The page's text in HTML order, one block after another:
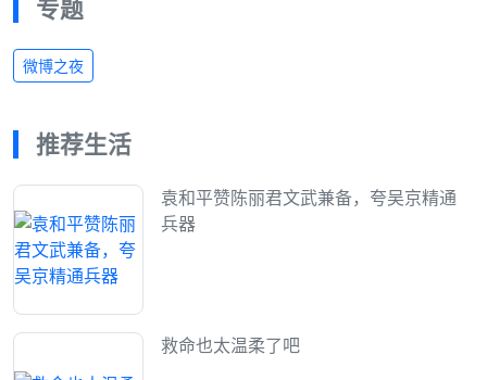
专题
微博之夜
推荐生活
袁和平赞陈丽君文武兼备，夸吴京精通
兵器
救命也太温柔了吧